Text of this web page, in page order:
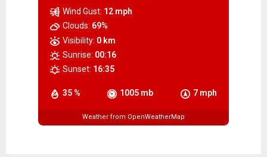
35 % 1005 mb 7 mph
Wind Gust: 12 mph
Clouds: 69%
Visibility: 0 km
Sunrise: 00:16
Sunset: 16:35
Weather from OpenWeatherMap